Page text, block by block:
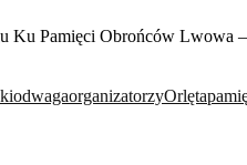
Pamięci Obrońców Lwowa
odwagaorganizatorzyOrlęta